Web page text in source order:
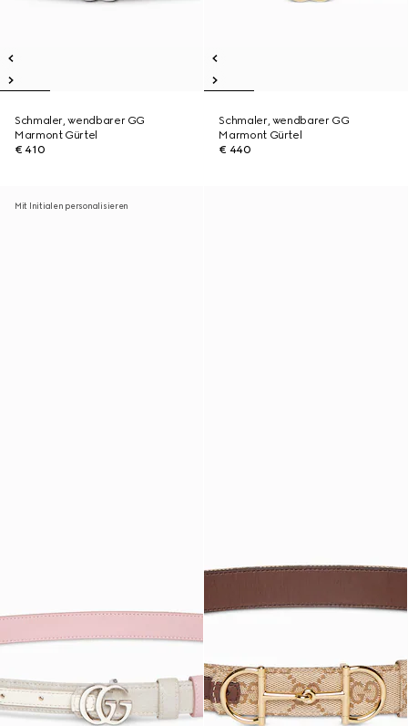
Schmaler, wendbarer GG
Marmont Gürtel
€ 410
Schmaler, wendbarer GG
Marmont Gürtel
€ 440
Mit Initialen personalisieren